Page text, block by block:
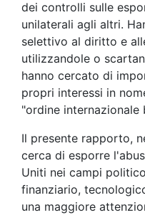
dei controlli sulle
unilaterali agli altri.
selettivo al diritto e
utilizzandole o
hanno cercato di
propri interessi in
"ordine internazionale
Il presente rapporto,
cerca di esporre
Uniti nei campi
finanziario,
una maggiore